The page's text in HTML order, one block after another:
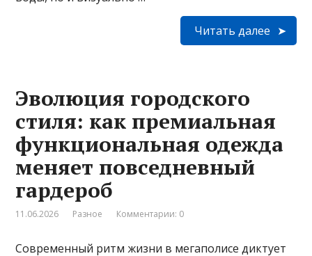
Читать далее
Эволюция городского
стиля: как премиальная
функциональная одежда
меняет повседневный
гардероб
11.06.2026 Разное Комментарии: 0
Современный ритм жизни в мегаполисе диктует